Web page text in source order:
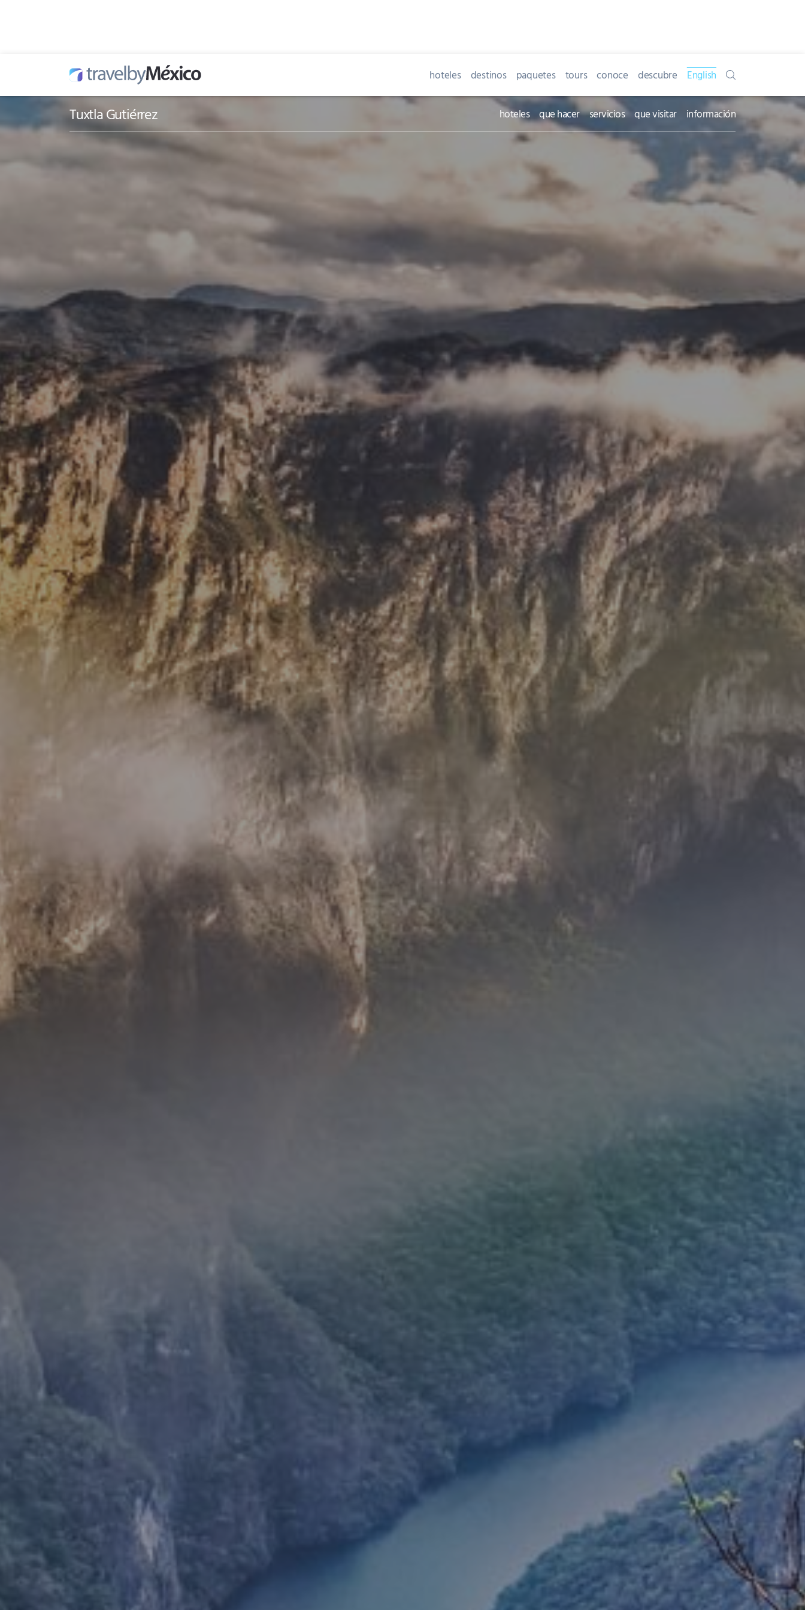
hoteles destinos paquetes tours conoce descubre English
Tuxtla Gutiérrez hoteles que hacer servicios que visitar información